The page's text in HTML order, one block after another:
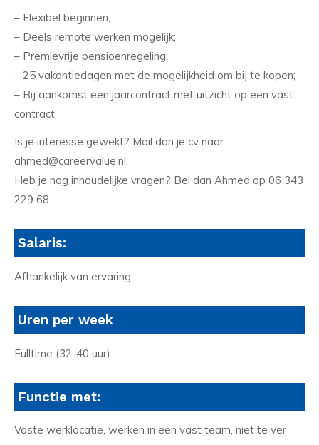
– Flexibel beginnen;
– Deels remote werken mogelijk;
– Premievrije pensioenregeling;
– 25 vakantiedagen met de mogelijkheid om bij te kopen;
– Bij aankomst een jaarcontract met uitzicht op een vast
contract.
Is je interesse gewekt? Mail dan je cv naar
ahmed@careervalue.nl.
Heb je nog inhoudelijke vragen? Bel dan Ahmed op 06 343
229 68
Salaris:
Afhankelijk van ervaring
Uren per week
Fulltime (32-40 uur)
Functie met:
Vaste werklocatie, werken in een vast team, niet te ver